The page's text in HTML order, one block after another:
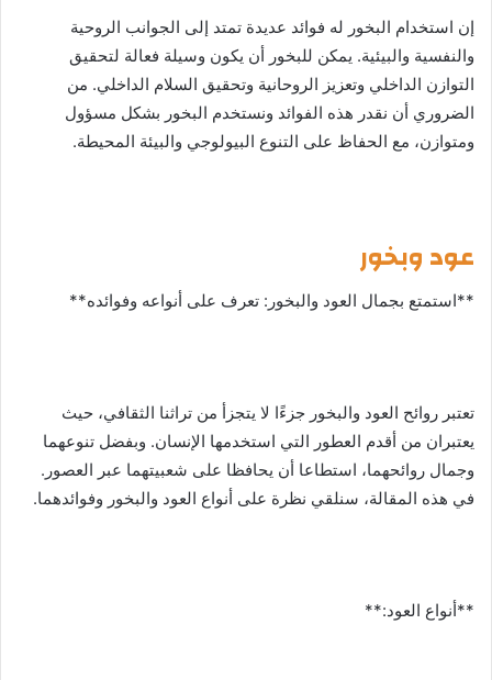
إن استخدام البخور له فوائد عديدة تمتد إلى الجوانب الروحية
والنفسية والبيئية. يمكن للبخور أن يكون وسيلة فعالة لتحقيق
التوازن الداخلي وتعزيز الروحانية وتحقيق السلام الداخلي. من
الضروري أن نقدر هذه الفوائد ونستخدم البخور بشكل مسؤول
ومتوازن، مع الحفاظ على التنوع البيولوجي والبيئة المحيطة.
عود وبخور
**استمتع بجمال العود والبخور: تعرف على أنواعه وفوائده**
تعتبر روائح العود والبخور جزءًا لا يتجزأ من تراثنا الثقافي، حيث
يعتبران من أقدم العطور التي استخدمها الإنسان. وبفضل تنوعهما
وجمال روائحهما، استطاعا أن يحافظا على شعبيتهما عبر العصور.
في هذه المقالة، سنلقي نظرة على أنواع العود والبخور وفوائدهما.
**أنواع العود:**